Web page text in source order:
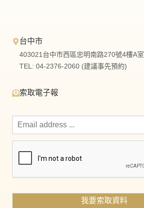
台中市
403021台中市西區忠明南路270號4樓A室
TEL: 04-2376-2060 (建議事先預約)
索取電子報
我要索取資料